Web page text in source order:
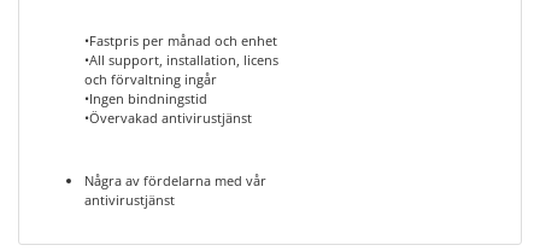
•Fastpris per månad och enhet
•All support, installation, licens
och förvaltning ingår
•Ingen bindningstid
•Övervakad antivirustjänst
Några av fördelarna med vår
antivirustjänst